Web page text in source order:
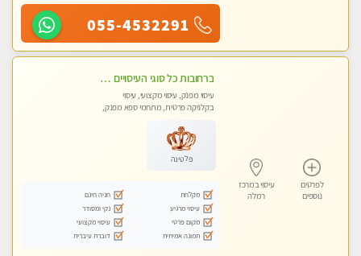
055-4532291
לפרטים
נוספים
עיסוי במרכז
רמלה
ברחובות כל סוגי העיסויים מעסה מקצועית ואיכותית פרטי!!!
עיסוי מפנק, עיסוי מקצועי, עיסוי
בקלניקה פרטית, מתחמי ספא מפנק,
פלטינה
מקלחת
חניה חינם
עיסוי מרגיע
נקי ומסודר
מקום פרטי
עיסוי מקצועי
תמונה אמיתית
דוברת עיברית